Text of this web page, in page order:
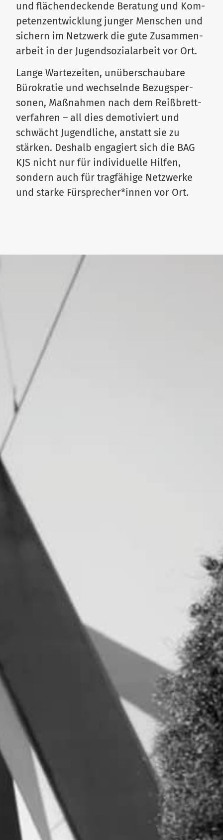
und flä­chen­de­ckende Beratung und Kom­
pe­tenz­ent­wicklung junger Men­schen und
sichern im Netzwerk die gute Zusam­men­
arbeit in der Jugend­so­zi­al­arbeit vor Ort.
Lange War­te­zeiten, unüber­schaubare
Büro­kratie und wech­selnde Bezugs­per­
sonen, Maß­nahmen nach dem Reiß­brett­
ver­fahren – all dies demo­ti­viert und
schwächt Jugend­liche, anstatt sie zu
stärken. Deshalb enga­giert sich die BAG
KJS nicht nur für indi­vi­duelle Hilfen,
sondern auch für trag­fähige Netz­werke
und starke Fürsprecher*innen vor Ort.